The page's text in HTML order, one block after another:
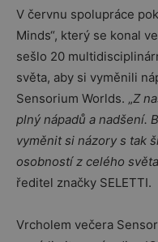
V červnu spolupráce
Minds“, který se konal
sešlo 20
světa, aby si vyměnili
Sensorium Worlds. „Z
plný nápadů a nadšení.
vyměnit si názory s tak
osobností z celého
ředitel značky SELETTI.
Vrcholem večera